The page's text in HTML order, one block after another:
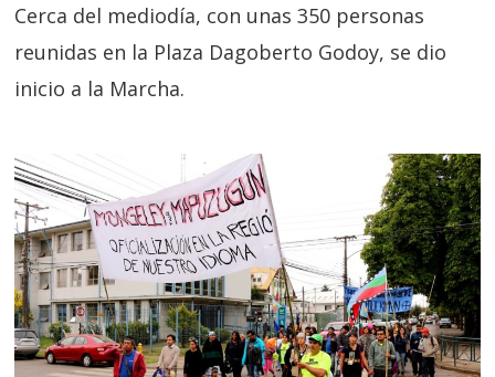
Cerca del mediodía, con unas 350 personas
reunidas en la Plaza Dagoberto Godoy, se dio
inicio a la Marcha.